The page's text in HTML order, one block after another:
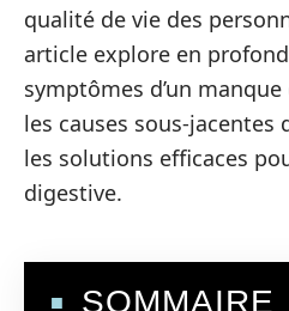
qualité de vie des
article explore en
symptômes d’un manque
les causes sous-
les solutions efficaces
digestive.
SOMMAIRE